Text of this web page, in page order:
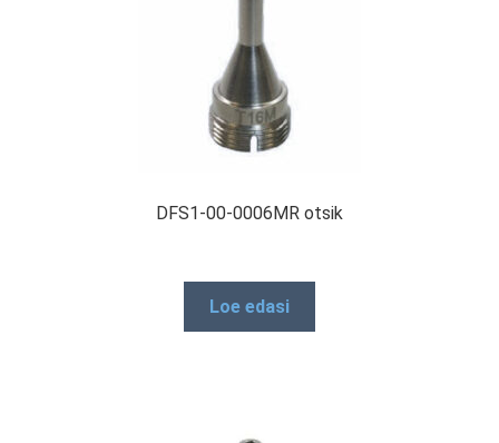
DFS1-00-0006MR otsik
Loe edasi